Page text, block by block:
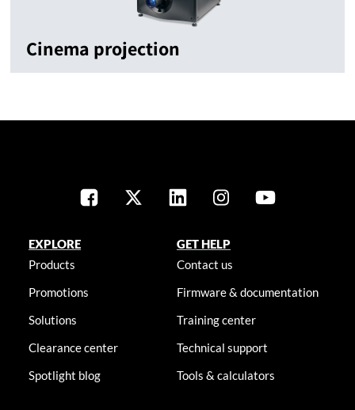
Cinema projection
EXPLORE
Products
Promotions
Solutions
Clearance center
Spotlight blog
GET HELP
Contact us
Firmware & documentation
Training center
Technical support
Tools & calculators